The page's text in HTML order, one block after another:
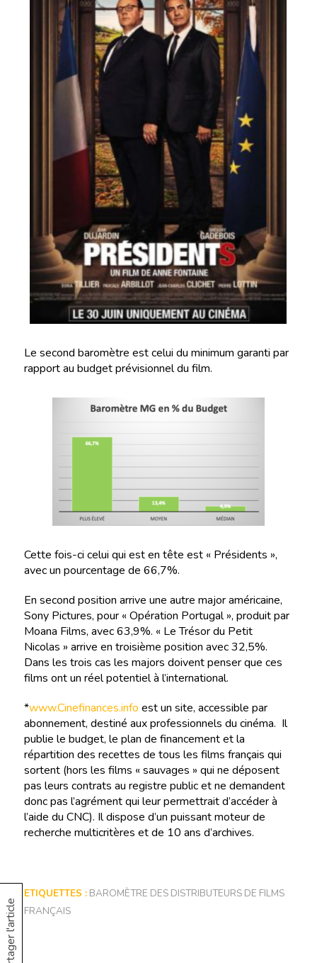
Partager l'article
Le second baromètre est celui du minimum garanti par
rapport au budget prévisionnel du film.
Cette fois-ci celui qui est en tête est « Présidents »,
avec un pourcentage de 66,7%.
En second position arrive une autre major américaine,
Sony Pictures, pour « Opération Portugal », produit par
Moana Films, avec 63,9%. « Le Trésor du Petit
Nicolas » arrive en troisième position avec 32,5%.
Dans les trois cas les majors doivent penser que ces
films ont un réel potentiel à l’international.
*www.Cinefinances.info est un site, accessible par
abonnement, destiné aux professionnels du cinéma. Il
publie le budget, le plan de financement et la
répartition des recettes de tous les films français qui
sortent (hors les films « sauvages » qui ne déposent
pas leurs contrats au registre public et ne demandent
donc pas l’agrément qui leur permettrait d’accéder à
l’aide du CNC). Il dispose d’un puissant moteur de
recherche multicritères et de 10 ans d’archives.
ETIQUETTES : BAROMÈTRE DES DISTRIBUTEURS DE FILMS
FRANÇAIS